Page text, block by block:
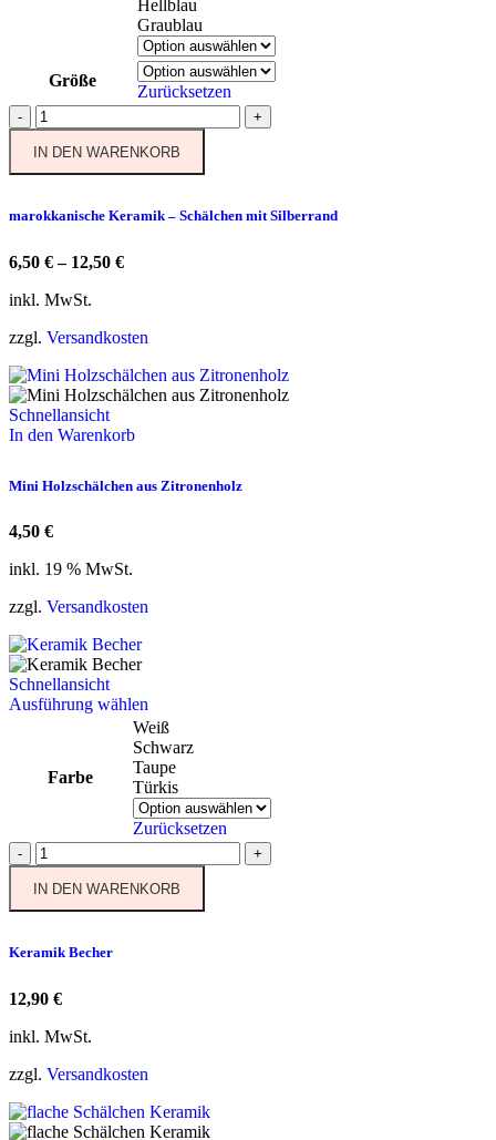
Hellblau
Graublau
Größe
Zurücksetzen
-
marokkanische
Keramik
-
Schälchen
Silberrand
+
IN DEN WARENKORB
marokkanische Keramik – Schälchen mit Silberrand
6,50 €– 12,50 €
inkl. MwSt.
zzgl. Versandkosten
Schnellansicht
In den Warenkorb
Mini Holzschälchen aus Zitronenholz
4,50 €
inkl. 19 % MwSt.
zzgl. Versandkosten
Schnellansicht
Ausführung wählen
Produkt
weist
mehrere
Varianten
auf.
Die
Optionen
können
auf
Farbe
Weiß
Schwarz
Taupe
Türkis
Zurücksetzen
-
Keramik
Becher
Menge
+
IN DEN WARENKORB
Keramik Becher
12,90 €
inkl. MwSt.
zzgl. Versandkosten